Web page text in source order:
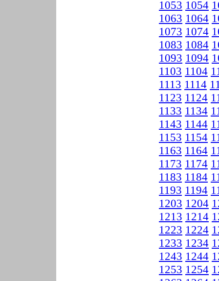
1053 1054
1063 1064
1073 1074
1083 1084
1093 1094
1103 1104
1113 1114
1123 1124
1133 1134
1143 1144
1153 1154
1163 1164
1173 1174
1183 1184
1193 1194
1203 1204
1213 1214
1223 1224
1233 1234
1243 1244
1253 1254